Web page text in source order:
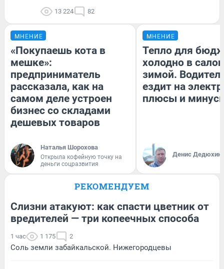
13 224 82
МНЕНИЕ
«Покупаешь кота в
мешке»:
предприниматель
рассказала, как на
самом деле устроен
бизнес со складами
дешевых товаров
Наталья Шорохова
Открыла кофейную точку на
деньги соцразвития
МНЕНИЕ
Тепло для
холодно в
зимой.
ездит на
плюсы и
Денис Дедюхин
РЕКОМЕНДУЕМ
Слизни атакуют: как спасти цветник от
вредителей — три копеечных способа
1 час 1 175 2
Соль земли забайкальской. Нижегородцевы